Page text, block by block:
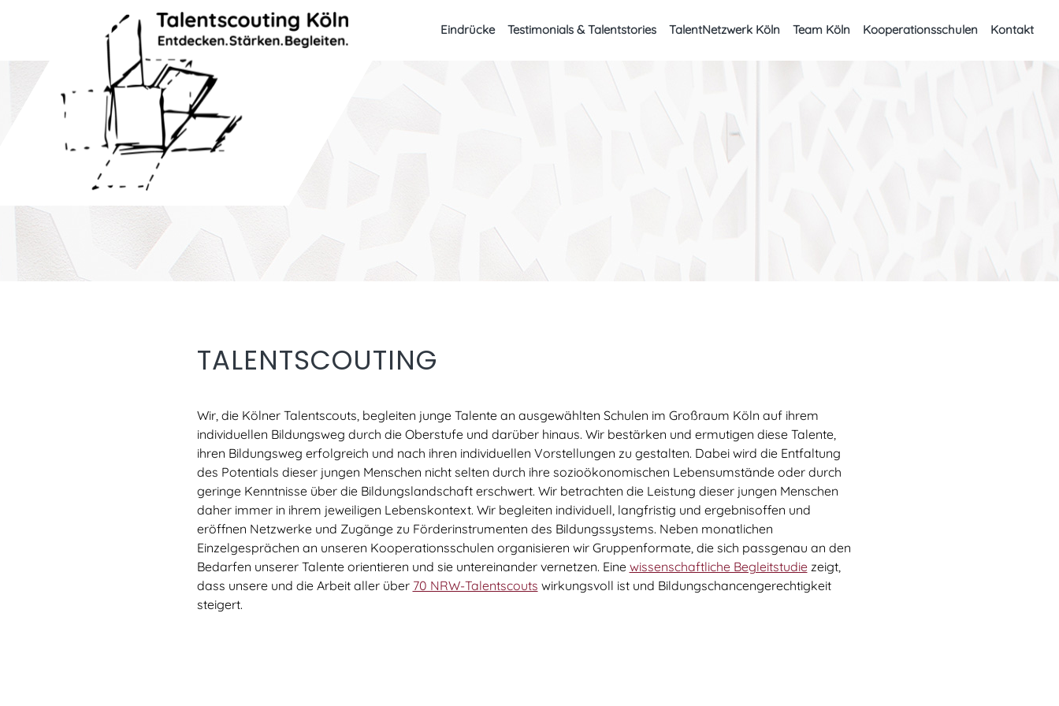
Eindrücke Testimonials & Talentstories TalentNetzwerk Köln Team Köln Kooperationsschulen Kontakt
TALENTSCOUTING
Wir, die Kölner Talentscouts, begleiten junge Talente an ausgewählten Schulen im Großraum Köln auf ihrem
individuellen Bildungsweg durch die Oberstufe und darüber hinaus. Wir bestärken und ermutigen diese Talente,
ihren Bildungsweg erfolgreich und nach ihren individuellen Vorstellungen zu gestalten. Dabei wird die Entfaltung
des Potentials dieser jungen Menschen nicht selten durch ihre sozioökonomischen Lebensumstände oder durch
geringe Kenntnisse über die Bildungslandschaft erschwert. Wir betrachten die Leistung dieser jungen Menschen
daher immer in ihrem jeweiligen Lebenskontext. Wir begleiten individuell, langfristig und ergebnisoffen und
eröffnen Netzwerke und Zugänge zu Förderinstrumenten des Bildungssystems. Neben monatlichen
Einzelgesprächen an unseren Kooperationsschulen organisieren wir Gruppenformate, die sich passgenau an den
Bedarfen unserer Talente orientieren und sie untereinander vernetzen. Eine wissenschaftliche Begleitstudiezeigt,
dass unsere und die Arbeit aller über 70 NRW-Talentscouts wirkungsvoll ist und Bildungschancengerechtigkeit
steigert.